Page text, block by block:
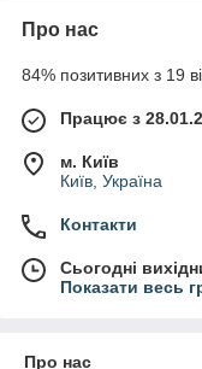
Про нас
84% позитивних з 19
Працює з
м. Київ
Київ, Україна
Контакти
Сьогодні
Показати весь
Про нас